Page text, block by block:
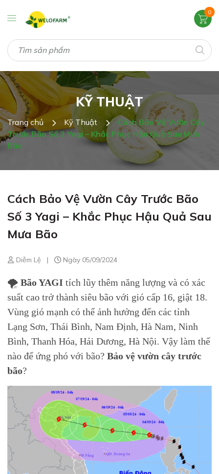
0
KỸ THUẬT
Trang chủ Kỹ Thuật
Cách Bảo Vệ Vườn Cây
Trước Bão Số 3 Yagi – Khắc Phục Hậu Quả Sau Mưa
Bão
Cách Bảo Vệ Vườn Cây Trước Bão
Số 3 Yagi – Khắc Phục Hậu Quả Sau
Mưa Bão
Diễm Lệ | Ngày 05/09/2024
🌪 Bão YAGI tích lũy thêm năng lượng và có xác
suất cao trở thành siêu bão với gió cấp 16, giật 18.
Vùng gió mạnh có thể ảnh hưởng đến các tỉnh
Lạng Sơn, Thái Bình, Nam Định, Hà Nam, Ninh
Bình, Thanh Hóa, Hải Dương, Hà Nội. Vậy làm thế
nào để ứng phó với bão? Bảo vệ vườn cây trước
bão?